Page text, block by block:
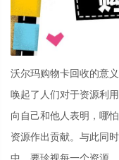
沃尔玛购物卡回收的意
唤起了人们对于资源利
向自己和他人表明，哪
资源作出贡献。与此同
中，要珍视每一个资源